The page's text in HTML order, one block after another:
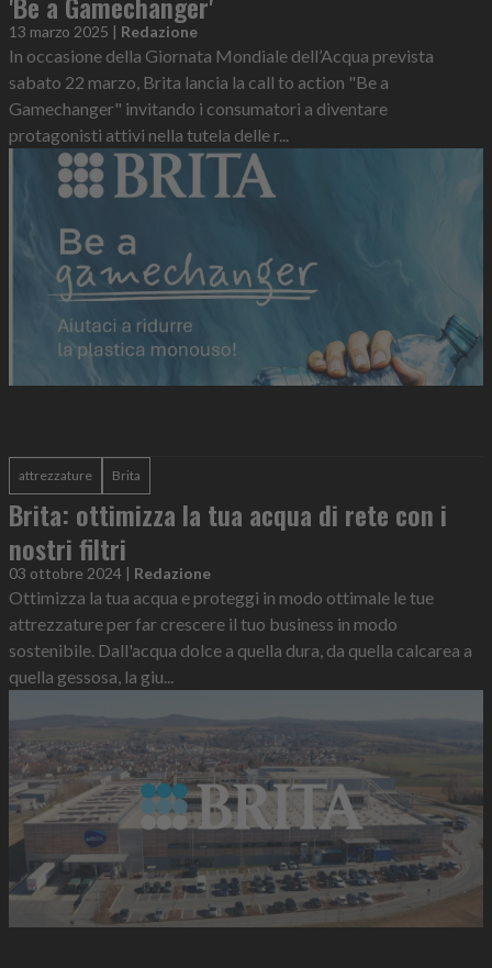
13 marzo 2025 | Redazione
In occasione della Giornata Mondiale dell’Acqua prevista
sabato 22 marzo, Brita lancia la call to action "Be a
Gamechanger" invitando i consumatori a diventare
protagonisti attivi nella tutela delle r...
attrezzature Brita
Brita: ottimizza la tua acqua di rete con i
nostri filtri
03 ottobre 2024 | Redazione
Ottimizza la tua acqua e proteggi in modo ottimale le tue
attrezzature per far crescere il tuo business in modo
sostenibile. Dall'acqua dolce a quella dura, da quella calcarea a
quella gessosa, la giu...